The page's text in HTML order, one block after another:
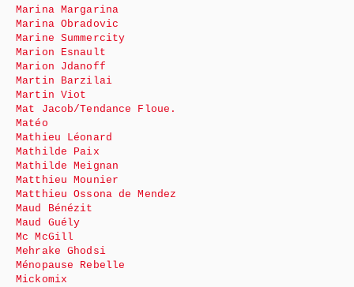
Marina Margarina
Marina Obradovic
Marine Summercity
Marion Esnault
Marion Jdanoff
Martin Barzilai
Martin Viot
Mat Jacob/Tendance Floue.
Matéo
Mathieu Léonard
Mathilde Paix
Mathilde Meignan
Matthieu Mounier
Matthieu Ossona de Mendez
Maud Bénézit
Maud Guély
Mc McGill
Mehrake Ghodsi
Ménopause Rebelle
Mickomix